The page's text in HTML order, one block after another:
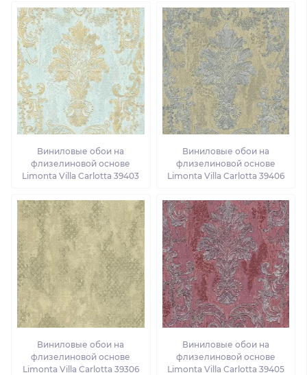
Виниловые обои на
флизелиновой основе
Limonta Villa Carlotta 39403
Виниловые обои на
флизелиновой основе
Limonta Villa Carlotta 39406
Виниловые обои на
флизелиновой основе
Limonta Villa Carlotta 39306
Виниловые обои на
флизелиновой основе
Limonta Villa Carlotta 39405